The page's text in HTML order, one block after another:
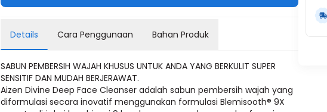
Details Cara Penggunaan Bahan Produk
SABUN PEMBERSIH WAJAH KHUSUS UNTUK ANDA YANG BERKULIT SUPER
SENSITIF DAN MUDAH BERJERAWAT.
Aizen Divine Deep Face Cleanser adalah sabun pembersih wajah yang
diformulasi secara inovatif menggunakan formulasi Blemisooth® 9X